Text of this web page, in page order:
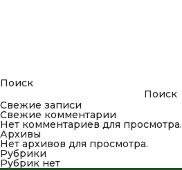
Поиск
Поиск
Свежие записи
Свежие комментарии
Нет комментариев для просмотра.
Архивы
Нет архивов для просмотра.
Рубрики
Рубрик нет